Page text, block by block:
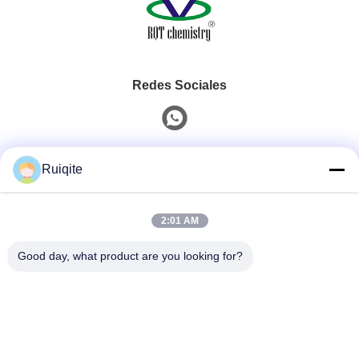
Redes Sociales
0086-18217621160
Ruiqite
2:01 AM
Good day, what product are you looking for?